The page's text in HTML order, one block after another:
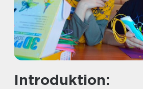
Introduktion: